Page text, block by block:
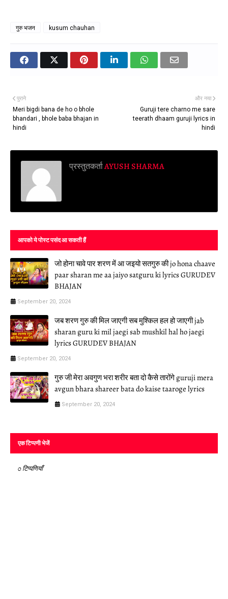
गुरु भजन kusum chauhan
और नया
Guruji tere charno me sare
teerath dhaam guruji lyrics in
hindi
पुराने
Meri bigdi bana de ho o bhole
bhandari , bhole baba bhajan in
hindi
प्रस्तुतकर्ताAYUSH SHARMA
आपको ये पोस्ट पसंद आ सकती हैं
जो होना चावे पार शरण में आ जइयो सतगुरु की jo hona chaave
paar sharan me aa jaiyo satguru ki lyrics GURUDEV
BHAJAN
September 20, 2024
जब शरण गुरु की मिल जाएगी सब मुश्किल हल हो जाएगी jab
sharan guru ki mil jaegi sab mushkil hal ho jaegi
lyrics GURUDEV BHAJAN
September 20, 2024
गुरु जी मेरा अवगुण भरा शरीर बता दो कैसे तारोंगे guruji mera
avgun bhara shareer bata do kaise taaroge lyrics
September 20, 2024
एक टिप्पणी भेजें
0 टिप्पणियाँ